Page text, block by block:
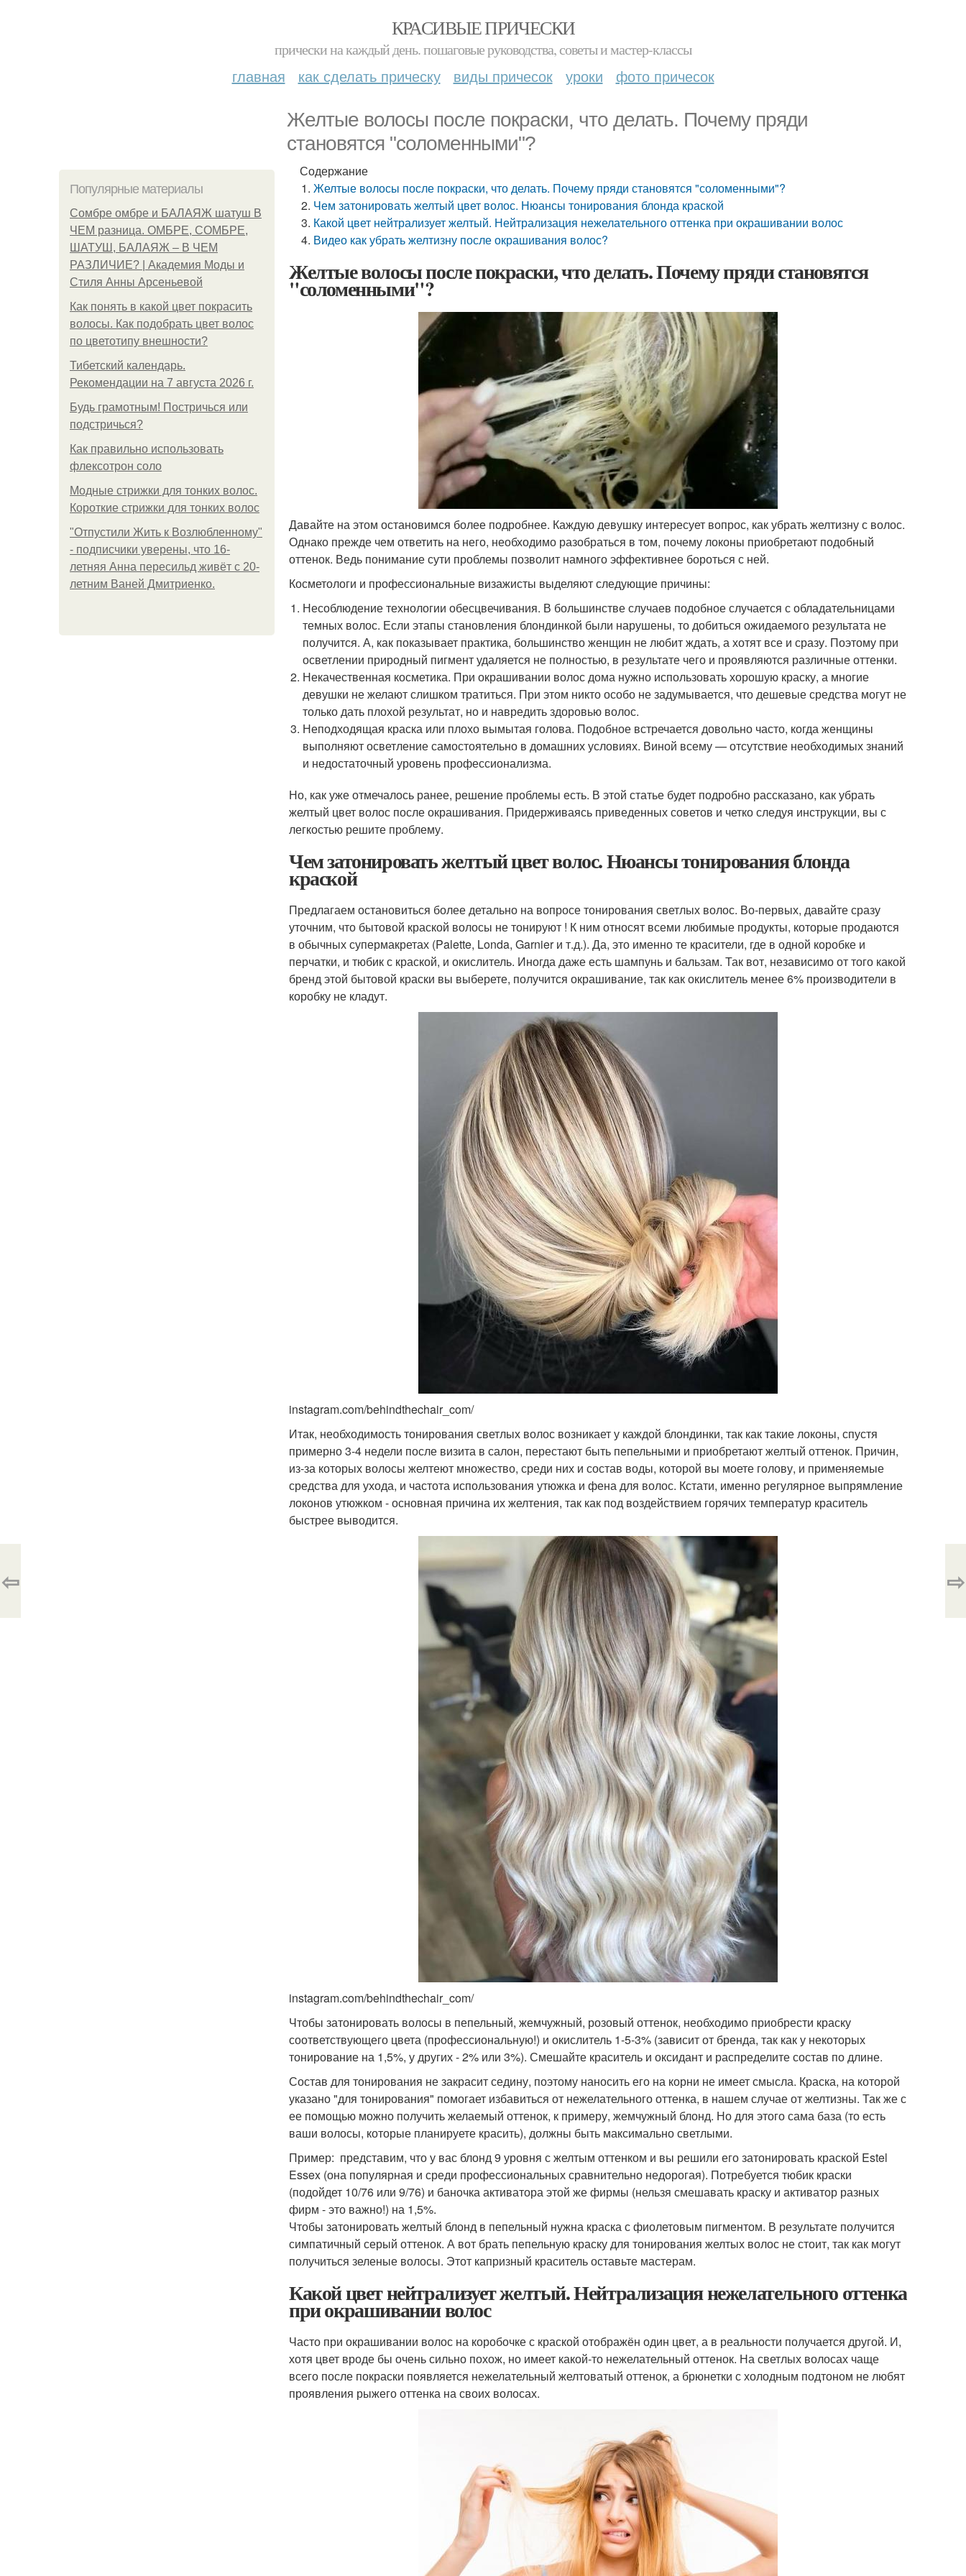
КРАСИВЫЕ ПРИЧЕСКИ
прически на каждый день. пошаговые руководства, советы и мастер-классы
главная как сделать прическу виды причесок уроки фото причесок
Желтые волосы после покраски, что делать. Почему пряди
становятся "соломенными"?
Популярные материалы
Сомбре омбре и БАЛАЯЖ шатуш В
ЧЕМ разница. ОМБРЕ, СОМБРЕ,
ШАТУШ, БАЛАЯЖ – В ЧЕМ
РАЗЛИЧИЕ? | Академия Моды и
Стиля Анны Арсеньевой
Как понять в какой цвет покрасить
волосы. Как подобрать цвет волос
по цветотипу внешности?
Тибетский календарь.
Рекомендации на 7 августа 2026 г.
Будь грамотным! Постричься или
подстричься?
Как правильно использовать
флексотрон соло
Модные стрижки для тонких волос.
Короткие стрижки для тонких волос
"Отпустили Жить к Возлюбленному"
- подписчики уверены, что 16-
летняя Анна пересильд живёт с 20-
летним Ваней Дмитриенко.
Содержание
Желтые волосы после покраски, что делать. Почему пряди становятся "соломенными"?
Чем затонировать желтый цвет волос. Нюансы тонирования блонда краской
Какой цвет нейтрализует желтый. Нейтрализация нежелательного оттенка при окрашивании волос
Видео как убрать желтизну после окрашивания волос?
Желтые волосы после покраски, что делать. Почему пряди становятся
"соломенными"?
Давайте на этом остановимся более подробнее. Каждую девушку интересует вопрос, как убрать желтизну с волос.
Однако прежде чем ответить на него, необходимо разобраться в том, почему локоны приобретают подобный
оттенок. Ведь понимание сути проблемы позволит намного эффективнее бороться с ней.
Косметологи и профессиональные визажисты выделяют следующие причины:
Несоблюдение технологии обесцвечивания. В большинстве случаев подобное случается с обладательницами
темных волос. Если этапы становления блондинкой были нарушены, то добиться ожидаемого результата не
получится. А, как показывает практика, большинство женщин не любит ждать, а хотят все и сразу. Поэтому при
осветлении природный пигмент удаляется не полностью, в результате чего и проявляются различные оттенки.
Некачественная косметика. При окрашивании волос дома нужно использовать хорошую краску, а многие
девушки не желают слишком тратиться. При этом никто особо не задумывается, что дешевые средства могут не
только дать плохой результат, но и навредить здоровью волос.
Неподходящая краска или плохо вымытая голова. Подобное встречается довольно часто, когда женщины
выполняют осветление самостоятельно в домашних условиях. Виной всему — отсутствие необходимых знаний
и недостаточный уровень профессионализма.
Но, как уже отмечалось ранее, решение проблемы есть. В этой статье будет подробно рассказано, как убрать
желтый цвет волос после окрашивания. Придерживаясь приведенных советов и четко следуя инструкции, вы с
легкостью решите проблему.
Чем затонировать желтый цвет волос. Нюансы тонирования блонда
краской
Предлагаем остановиться более детально на вопросе тонирования светлых волос. Во-первых, давайте сразу
уточним, что бытовой краской волосы не тонируют ! К ним относят всеми любимые продукты, которые продаются
в обычных супермакретах (Palette, Londa, Garnier и т.д.). Да, это именно те красители, где в одной коробке и
перчатки, и тюбик с краской, и окислитель. Иногда даже есть шампунь и бальзам. Так вот, независимо от того какой
бренд этой бытовой краски вы выберете, получится окрашивание, так как окислитель менее 6% производители в
коробку не кладут.
instagram.com/behindthechair_com/
Итак, необходимость тонирования светлых волос возникает у каждой блондинки, так как такие локоны, спустя
примерно 3-4 недели после визита в салон, перестают быть пепельными и приобретают желтый оттенок. Причин,
из-за которых волосы желтеют множество, среди них и состав воды, которой вы моете голову, и применяемые
средства для ухода, и частота использования утюжка и фена для волос. Кстати, именно регулярное выпрямление
локонов утюжком - основная причина их желтения, так как под воздействием горячих температур краситель
быстрее выводится.
instagram.com/behindthechair_com/
Чтобы затонировать волосы в пепельный, жемчужный, розовый оттенок, необходимо приобрести краску
соответствующего цвета (профессиональную!) и окислитель 1-5-3% (зависит от бренда, так как у некоторых
тонирование на 1,5%, у других - 2% или 3%). Смешайте краситель и оксидант и распределите состав по длине.
Состав для тонирования не закрасит седину, поэтому наносить его на корни не имеет смысла. Краска, на которой
указано "для тонирования" помогает избавиться от нежелательного оттенка, в нашем случае от желтизны. Так же с
ее помощью можно получить желаемый оттенок, к примеру, жемчужный блонд. Но для этого сама база (то есть
ваши волосы, которые планируете красить), должны быть максимально светлыми.
Пример: представим, что у вас блонд 9 уровня с желтым оттенком и вы решили его затонировать краской Estel
Essex (она популярная и среди профессиональных сравнительно недорогая). Потребуется тюбик краски
(подойдет 10/76 или 9/76) и баночка активатора этой же фирмы (нельзя смешавать краску и активатор разных
фирм - это важно!) на 1,5%.
Чтобы затонировать желтый блонд в пепельный нужна краска с фиолетовым пигментом. В результате получится
симпатичный серый оттенок. А вот брать пепельную краску для тонирования желтых волос не стоит, так как могут
получиться зеленые волосы. Этот капризный краситель оставьте мастерам.
Какой цвет нейтрализует желтый. Нейтрализация нежелательного оттенка
при окрашивании волос
Часто при окрашивании волос на коробочке с краской отображён один цвет, а в реальности получается другой. И,
хотя цвет вроде бы очень сильно похож, но имеет какой-то нежелательный оттенок. На светлых волосах чаще
всего после покраски появляется нежелательный желтоватый оттенок, а брюнетки с холодным подтоном не любят
проявления рыжего оттенка на своих волосах.
⇦ ⇨